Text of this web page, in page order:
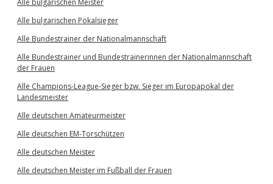
Alle bulgarischen Meister
Alle bulgarischen Pokalsieger
Alle Bundestrainer der Nationalmannschaft
Alle Bundestrainer und Bundestrainerinnen der Nationalmannschaft
der Frauen
Alle Champions-League-Sieger bzw. Sieger im Europapokal der
Landesmeister
Alle deutschen Amateurmeister
Alle deutschen EM-Torschützen
Alle deutschen Meister
Alle deutschen Meister im Fußball der Frauen